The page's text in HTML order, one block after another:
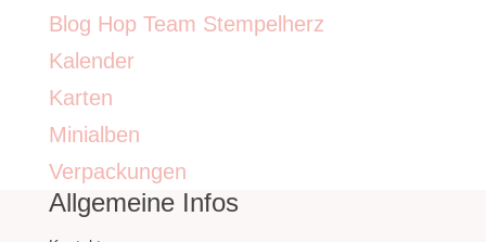
Blog Hop Team Stempelherz
Kalender
Karten
Minialben
Verpackungen
Allgemeine Infos